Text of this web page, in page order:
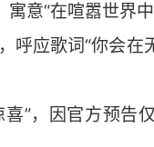
意“在喧嚣世界中
呼应歌词“你会
”，因官方预告